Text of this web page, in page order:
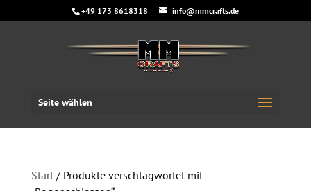
+49 173 8618318 info@mmcrafts.de
Seite wählen
Start/ Produkte verschlagwortet mit